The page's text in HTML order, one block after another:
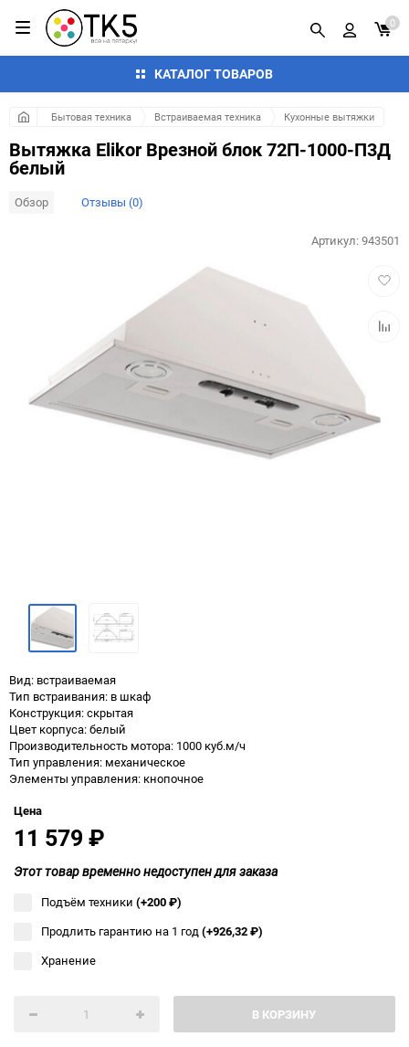
КАТАЛОГ ТОВАРОВ
0
Бытовая техника Встраиваемая техника Кухонные вытяжки
Вытяжка Elikor Врезной блок 72П-1000-П3Д
белый
Обзор Отзывы (0)
Артикул:943501
Вид: встраиваемая
Тип встраивания: в шкаф
Конструкция: скрытая
Цвет корпуса: белый
Производительность мотора: 1000 куб.м/ч
Тип управления: механическое
Элементы управления: кнопочное
Цена
11 579 ₽
Этот товар временно недоступен для заказа
Подъём техники (+200₽)
Продлить гарантию на 1 год(+926,32₽)
Хранение
В КОРЗИНУ